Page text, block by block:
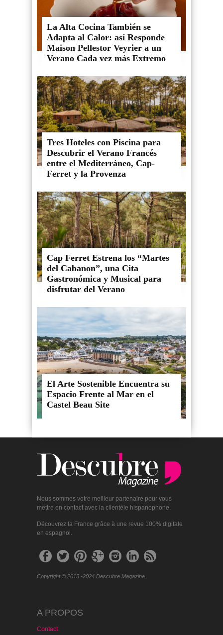
La Alta Cocina También se
Adapta al Calor: así Responde
Maison Pellestor Veyrier a un
Verano Cada vez más Extremo
Tres Hoteles con Piscina para
Descubrir el Verano Francés
entre el Mediterráneo, Cap-
Ferret y la Provenza
Cap Ferret Estrena los “Martes
del Cabanon”, una Cita
Gastronómica y Musical para
disfrutar del Verano
El Arte Sostenible Encuentra su
Espacio Frente al Mar en el
Castel Beau Site
Nous sommes votre meilleur partenaire pour vous
mettre en contact avec la clientèle hispanophone.
Découvrez la France grâce à une revue 100% digitale
en espagnol.
Copyright © 2015 -2024 Descubre Magazine.
A PROPOS
Contact